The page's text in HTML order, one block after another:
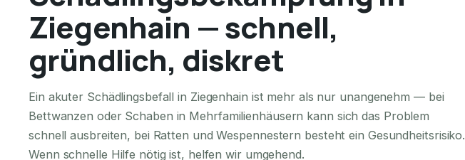
Ziegenhain — schnell,
gründlich, diskret
Ein akuter Schädlingsbefall in Ziegenhain ist mehr als nur unangenehm — bei
Bettwanzen oder Schaben in Mehrfamilienhäusern kann sich das Problem
schnell ausbreiten, bei Ratten und Wespennestern besteht ein Gesundheitsrisiko.
Wenn schnelle Hilfe nötig ist, helfen wir umgehend.